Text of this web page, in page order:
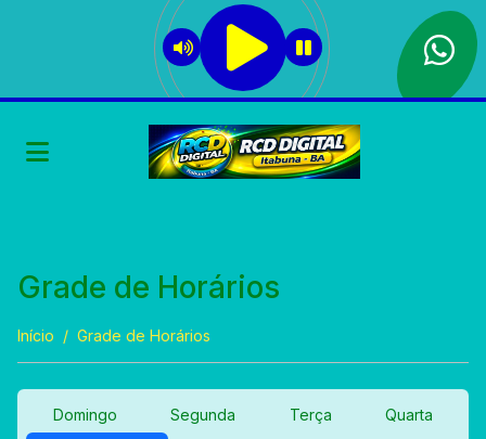
Grade de Horários
Início Grade de Horários
Domingo Segunda Terça
Quarta